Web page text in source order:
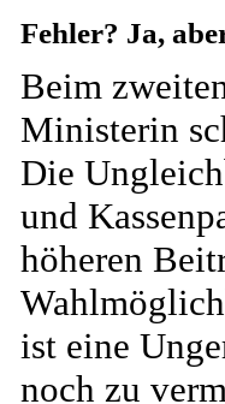
Fehler? Ja,
Beim
Ministerin
Die
und
höheren
ist eine
noch zu